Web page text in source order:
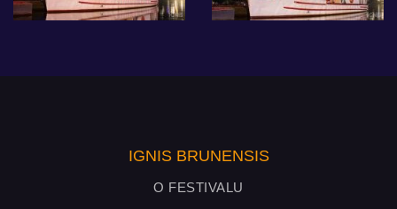
IGNIS BRUNENSIS
O FESTIVALU